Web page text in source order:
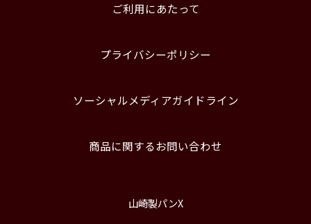
ご利用にあたって
プライバシーポリシー
ソーシャルメディアガイドライン
商品に関するお問い合わせ
山崎製パンX